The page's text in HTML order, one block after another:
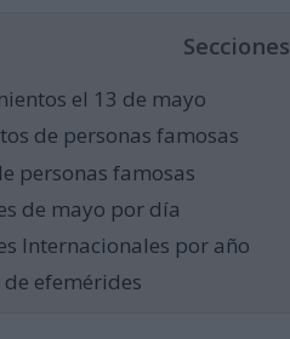
Secciones
el 13 de mayo
de personas famosas
personas famosas
de mayo por día
Internacionales por año
efemérides